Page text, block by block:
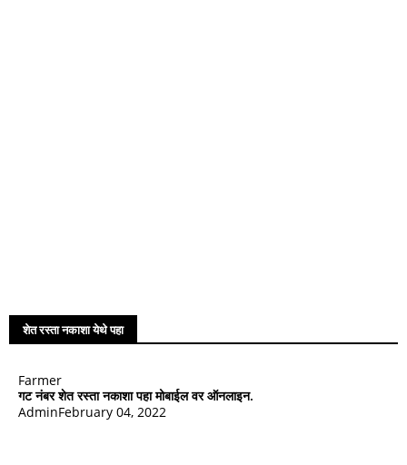
शेत रस्ता नकाशा येथे पहा
Farmer
गट नंबर शेत रस्ता नकाशा पहा मोबाईल वर ऑनलाइन.
AdminFebruary 04, 2022